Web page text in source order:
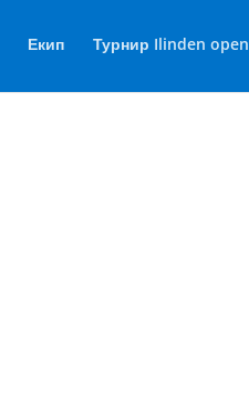
Екип Турнир Ilinden open